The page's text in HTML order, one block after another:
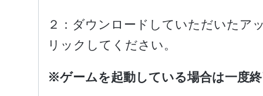
２：ダウンロードしていただいたア
リックしてください。
※ゲームを起動している場合は一度